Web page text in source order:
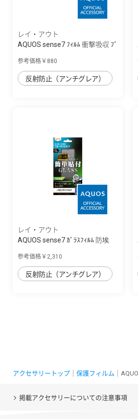
レイ・アウト
AQUOS sense7 ﾌｨﾙﾑ 衝撃吸収 ﾌﾞ
参考価格￥880
反射防止（アンチグレア）
レイ・アウト
AQUOS sense7 ｶﾞﾗｽﾌｨﾙﾑ 防埃
参考価格￥2,310
反射防止（アンチグレア）
アクセサリートップ 保護フィルム ｜
掲載アクセサリーについての注意事項